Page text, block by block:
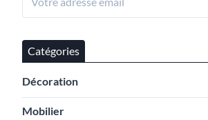
Catégories
Décoration
Mobilier